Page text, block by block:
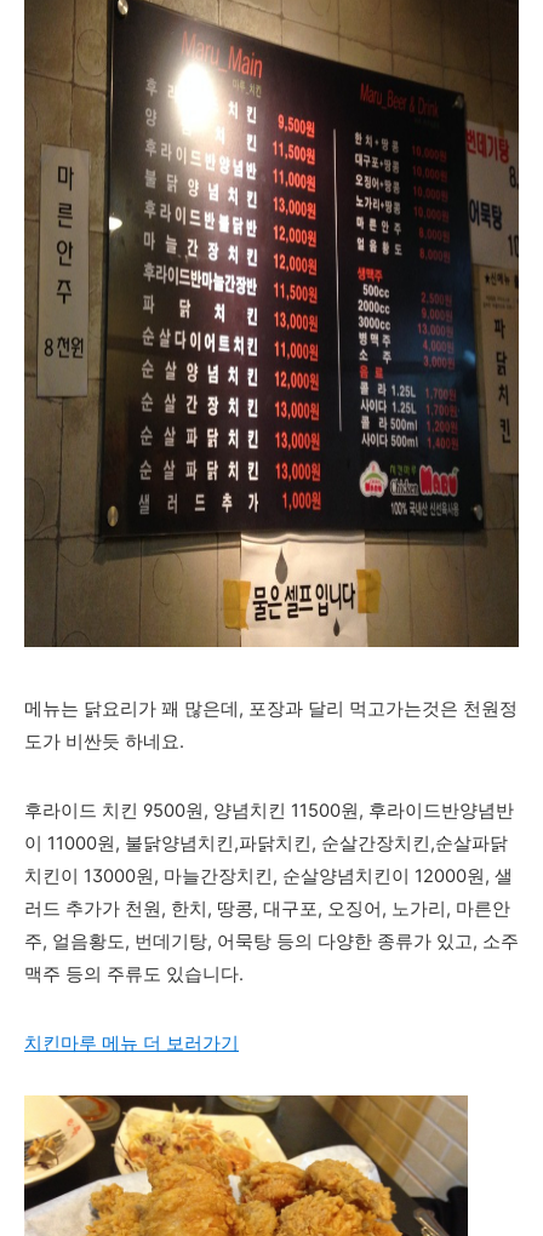
메뉴는 닭요리가 꽤 많은데, 포장과 달리 먹고가는것은 천원정
도가 비싼듯 하네요.
후라이드 치킨 9500원, 양념치킨 11500원, 후라이드반양념반
이 11000원, 불닭양념치킨,파닭치킨, 순살간장치킨,순살파닭
치킨이 13000원, 마늘간장치킨, 순살양념치킨이 12000원, 샐
러드 추가가 천원, 한치, 땅콩, 대구포, 오징어, 노가리, 마른안
주, 얼음황도, 번데기탕, 어묵탕 등의 다양한 종류가 있고, 소주
맥주 등의 주류도 있습니다.
치킨마루 메뉴 더 보러가기